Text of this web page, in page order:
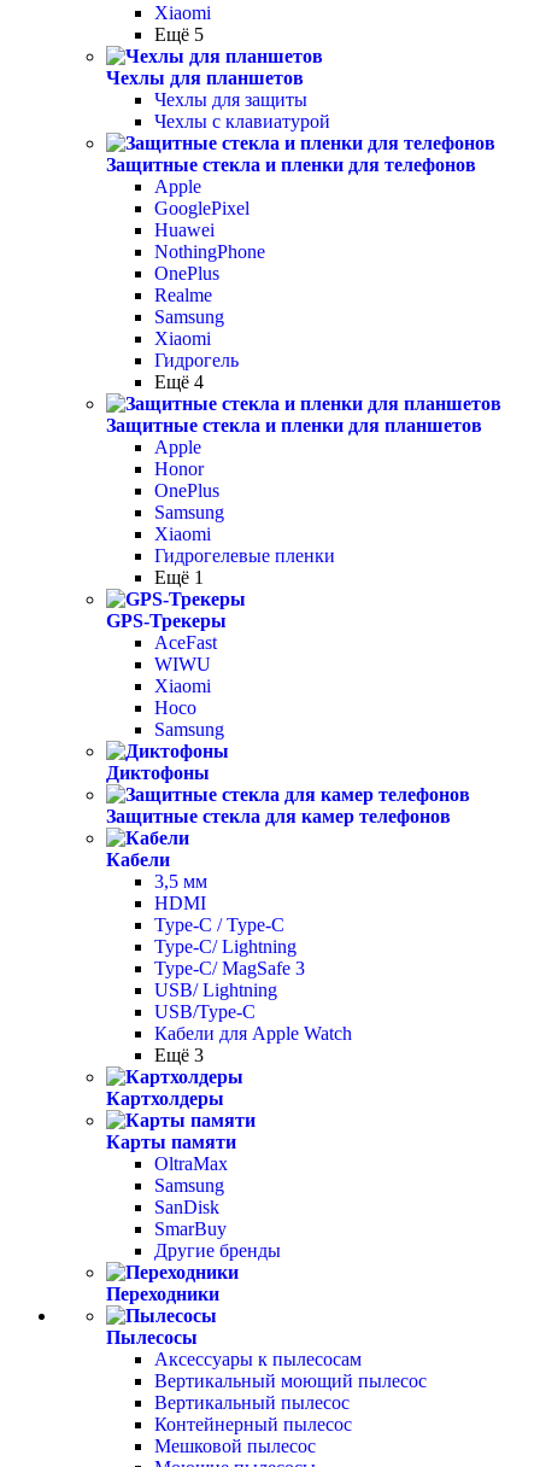
Xiaomi
Ещё 5
Чехлы для планшетов
Чехлы для защиты
Чехлы с клавиатурой
Защитные стекла и пленки для телефонов
Apple
GooglePixel
Huawei
NothingPhone
OnePlus
Realme
Samsung
Xiaomi
Гидрогель
Ещё 4
Защитные стекла и пленки для планшетов
Apple
Honor
OnePlus
Samsung
Xiaomi
Гидрогелевые пленки
Ещё 1
GPS-Трекеры
AceFast
WIWU
Xiaomi
Hoco
Samsung
Диктофоны
Защитные стекла для камер телефонов
Кабели
3,5 мм
HDMI
Type-C / Type-C
Type-C/ Lightning
Type-C/ MagSafe 3
USB/ Lightning
USB/Type-C
Кабели для Apple Watch
Ещё 3
Картхолдеры
Карты памяти
OltraMax
Samsung
SanDisk
SmarBuy
Другие бренды
Переходники
Пылесосы
Аксессуары к пылесосам
Вертикальный моющий пылесос
Вертикальный пылесос
Контейнерный пылесос
Мешковой пылесос